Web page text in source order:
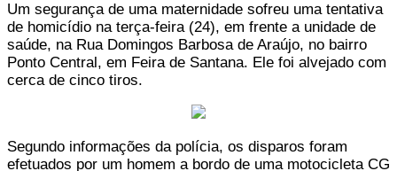
Link
Um segurança de uma maternidade sofreu uma tentativa
de homicídio na terça-feira (24), em frente a unidade de
saúde, na Rua Domingos Barbosa de Araújo, no bairro
Ponto Central, em Feira de Santana. Ele foi alvejado com
cerca de cinco tiros.
Segundo informações da polícia, os disparos foram
efetuados por um homem a bordo de uma motocicleta CG